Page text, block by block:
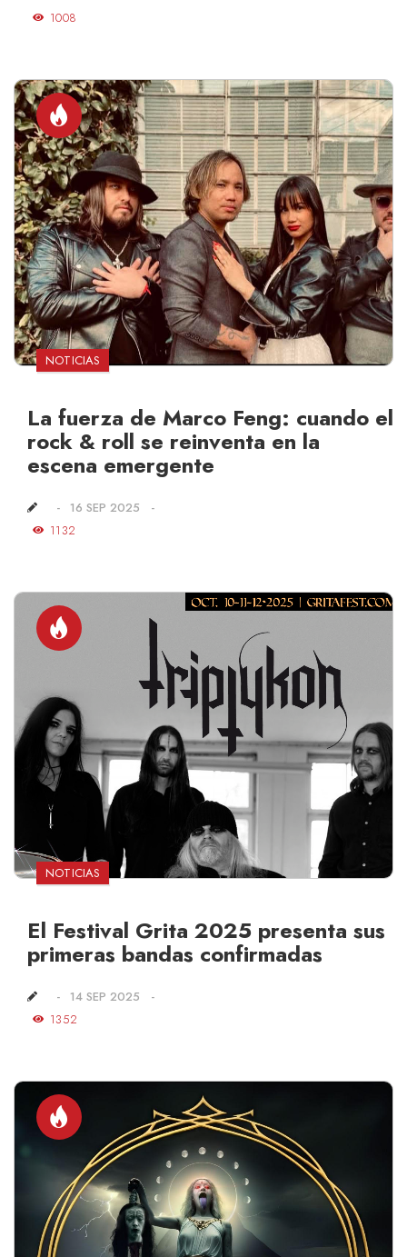
1008
NOTICIAS
La fuerza de Marco Feng: cuando el
rock & roll se reinventa en la
escena emergente
16 SEP 2025
1132
NOTICIAS
El Festival Grita 2025 presenta sus
primeras bandas confirmadas
14 SEP 2025
1352